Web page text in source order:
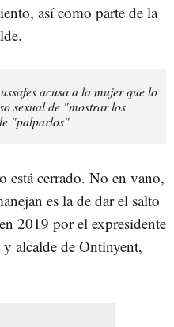
así como parte de la
acusa a la mujer que lo
sexual de "mostrar los
"palparlos"
está cerrado. No en vano,
es la de dar el salto
2019 por el expresidente
alcalde de Ontinyent,